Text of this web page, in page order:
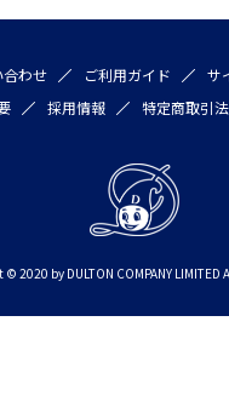
合わせ ご利用ガイド
サ
採用情報 特定商取引
2020 by DULTON COMPANY LIMITED